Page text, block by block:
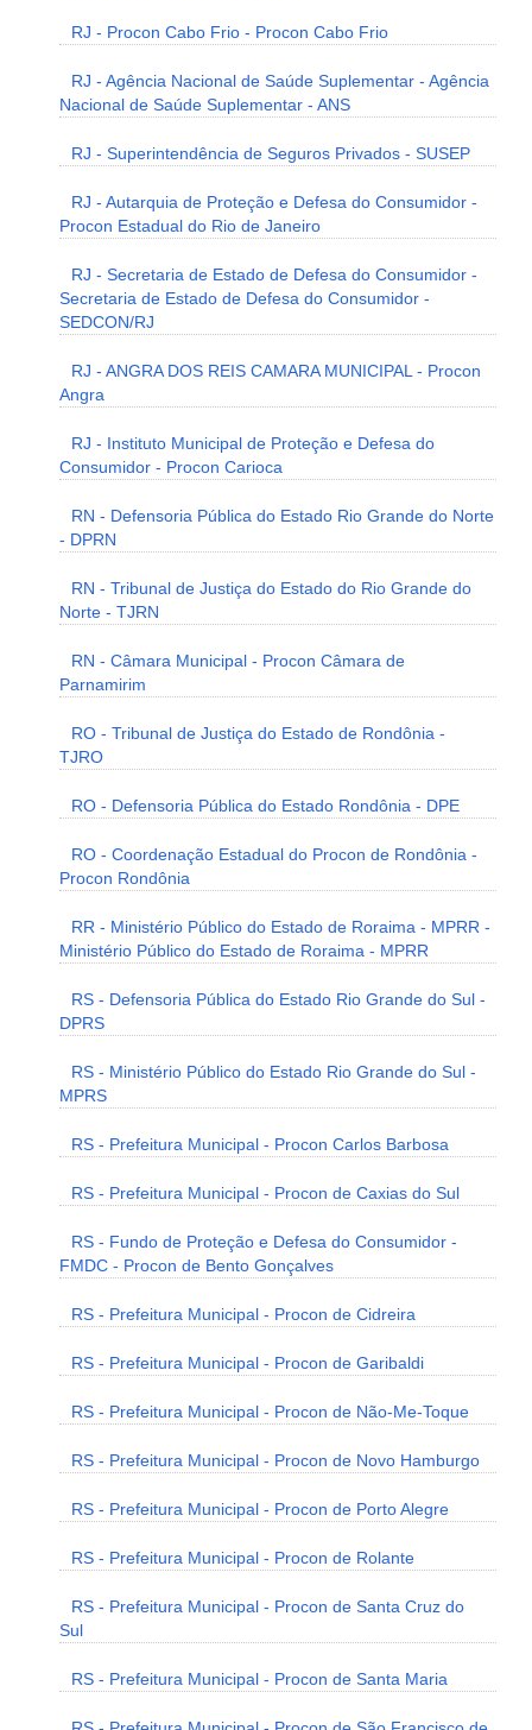
RJ - Procon Cabo Frio - Procon Cabo Frio
RJ - Agência Nacional de Saúde Suplementar - Agência
Nacional de Saúde Suplementar - ANS
RJ - Superintendência de Seguros Privados - SUSEP
RJ - Autarquia de Proteção e Defesa do Consumidor -
Procon Estadual do Rio de Janeiro
RJ - Secretaria de Estado de Defesa do Consumidor -
Secretaria de Estado de Defesa do Consumidor -
SEDCON/RJ
RJ - ANGRA DOS REIS CAMARA MUNICIPAL - Procon
Angra
RJ - Instituto Municipal de Proteção e Defesa do
Consumidor - Procon Carioca
RN - Defensoria Pública do Estado Rio Grande do Norte
- DPRN
RN - Tribunal de Justiça do Estado do Rio Grande do
Norte - TJRN
RN - Câmara Municipal - Procon Câmara de
Parnamirim
RO - Tribunal de Justiça do Estado de Rondônia -
TJRO
RO - Defensoria Pública do Estado Rondônia - DPE
RO - Coordenação Estadual do Procon de Rondônia -
Procon Rondônia
RR - Ministério Público do Estado de Roraima - MPRR -
Ministério Público do Estado de Roraima - MPRR
RS - Defensoria Pública do Estado Rio Grande do Sul -
DPRS
RS - Ministério Público do Estado Rio Grande do Sul -
MPRS
RS - Prefeitura Municipal - Procon Carlos Barbosa
RS - Prefeitura Municipal - Procon de Caxias do Sul
RS - Fundo de Proteção e Defesa do Consumidor -
FMDC - Procon de Bento Gonçalves
RS - Prefeitura Municipal - Procon de Cidreira
RS - Prefeitura Municipal - Procon de Garibaldi
RS - Prefeitura Municipal - Procon de Não-Me-Toque
RS - Prefeitura Municipal - Procon de Novo Hamburgo
RS - Prefeitura Municipal - Procon de Porto Alegre
RS - Prefeitura Municipal - Procon de Rolante
RS - Prefeitura Municipal - Procon de Santa Cruz do
Sul
RS - Prefeitura Municipal - Procon de Santa Maria